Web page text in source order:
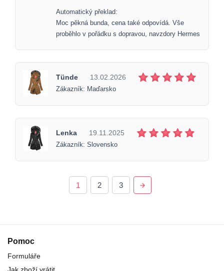
Automatický překlad:
Moc pěkná bunda, cena také odpovídá. Vše
proběhlo v pořádku s dopravou, navzdory Hermes
Tünde 13.02.2026
Zákazník: Maďarsko
Lenka 19.11.2025
Zákazník: Slovensko
1 2 3
Pomoc
Formuláře
Jak zboží vrátit